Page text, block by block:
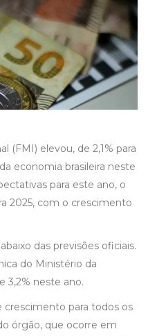
(FMI) elevou, de 2,1% para
economia brasileira neste
para este ano, o
2025, com o crescimento
das previsões oficiais.
do Ministério da
3,2% neste ano.
crescimento para todos os
órgão, que ocorre em